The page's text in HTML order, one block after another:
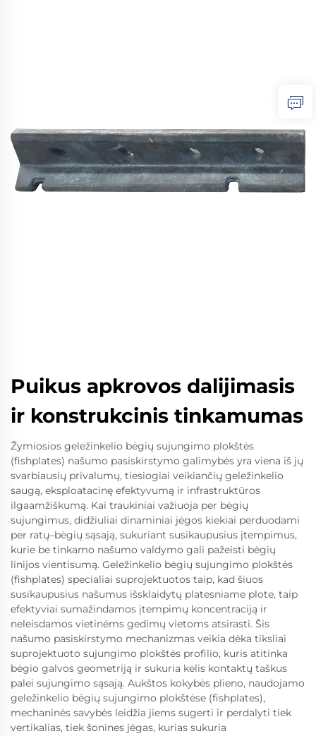
Puikus apkrovos dalijimasis
ir konstrukcinis tinkamumas
Žymiosios geležinkelio bėgių sujungimo plokštės
(fishplates) našumo pasiskirstymo galimybės yra viena iš jų
svarbiausių privalumų, tiesiogiai veikiančių geležinkelio
saugą, eksploatacinę efektyvumą ir infrastruktūros
ilgaamžiškumą. Kai traukiniai važiuoja per bėgių
sujungimus, didžiuliai dinaminiai jėgos kiekiai perduodami
per ratų–bėgių sąsają, sukuriant susikaupusius įtempimus,
kurie be tinkamo našumo valdymo gali pažeisti bėgių
linijos vientisumą. Geležinkelio bėgių sujungimo plokštės
(fishplates) specialiai suprojektuotos taip, kad šiuos
susikaupusius našumus išsklaidytų platesniame plote, taip
efektyviai sumažindamos įtempimų koncentraciją ir
neleisdamos vietinėms gedimų vietoms atsirasti. Šis
našumo pasiskirstymo mechanizmas veikia dėka tiksliai
suprojektuoto sujungimo plokštės profilio, kuris atitinka
bėgio galvos geometriją ir sukuria kelis kontaktų taškus
palei sujungimo sąsają. Aukštos kokybės plieno, naudojamo
geležinkelio bėgių sujungimo plokštėse (fishplates),
mechaninės savybės leidžia jiems sugerti ir perdalyti tiek
vertikalias, tiek šonines jėgas, kurias sukuria